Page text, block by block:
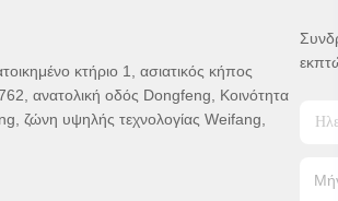
κτήριο 1, ασιατικός κήπος
ανατολική οδός Dongfeng, Κοινότητα
ζώνη υψηλής τεχνολογίας Weifang,